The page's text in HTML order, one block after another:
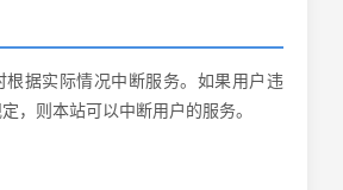
根据实际情况中断服务。如果用户违
，则本站可以中断用户的服务。